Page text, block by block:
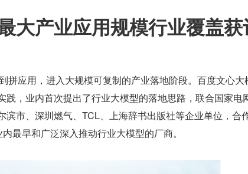
大产业应用规模行业覆盖
拼应用，进入大规模可复制的产业落地阶段。百度文心大
，业内首次提出了行业大模型的落地思路，联合国家电网
滨市、深圳燃气、TCL、上海辞书出版社等企业单位，合
最早和广泛深入推动行业大模型的厂商。